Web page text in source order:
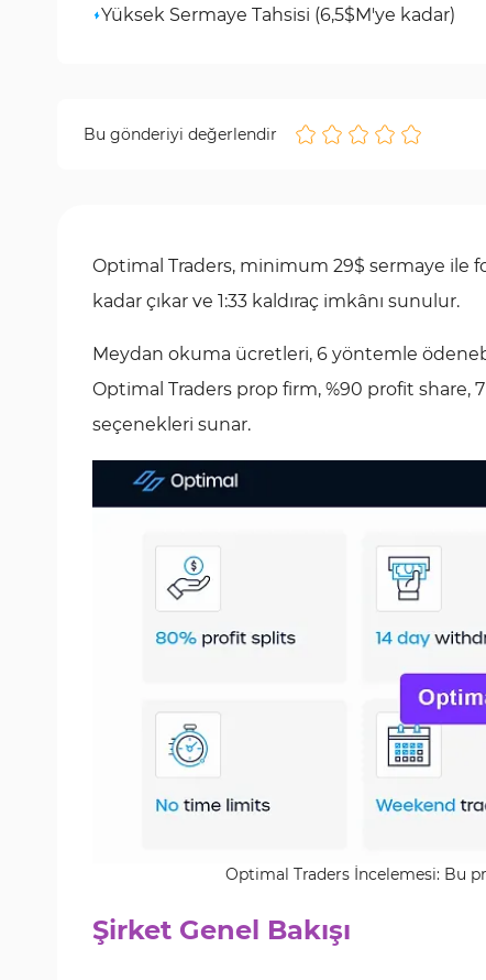
Yüksek Sermaye Tahsisi (6,5$M'ye kadar)
Bu gönderiyi değerlendir
Optimal Traders, minimum 29$ sermaye ile
kadar çıkar ve 1:33 kaldıraç imkânı sunulur.
Meydan okuma ücretleri, 6 yöntemle
Optimal Traders prop firm, %90 profit share,
seçenekleri sunar.
Optimal Traders İncelemesi: Bu
Şirket Genel Bakışı